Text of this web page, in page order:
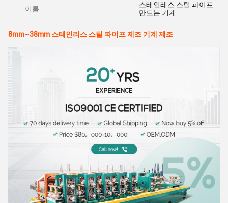
이름:
스테인레스 스틸 파이프
만드는 기계
8mm~38mm 스테인리스 스틸 파이프 제조 기계 제조